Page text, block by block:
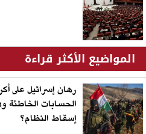
المواضيع الأكثر قراءة
رهان إسرائيل على
الحسابات الخاطئة
إسقاط النظام؟